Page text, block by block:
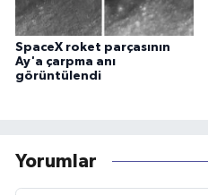
SpaceX roket parçasının
Ay'a çarpma anı
görüntülendi
Yorumlar